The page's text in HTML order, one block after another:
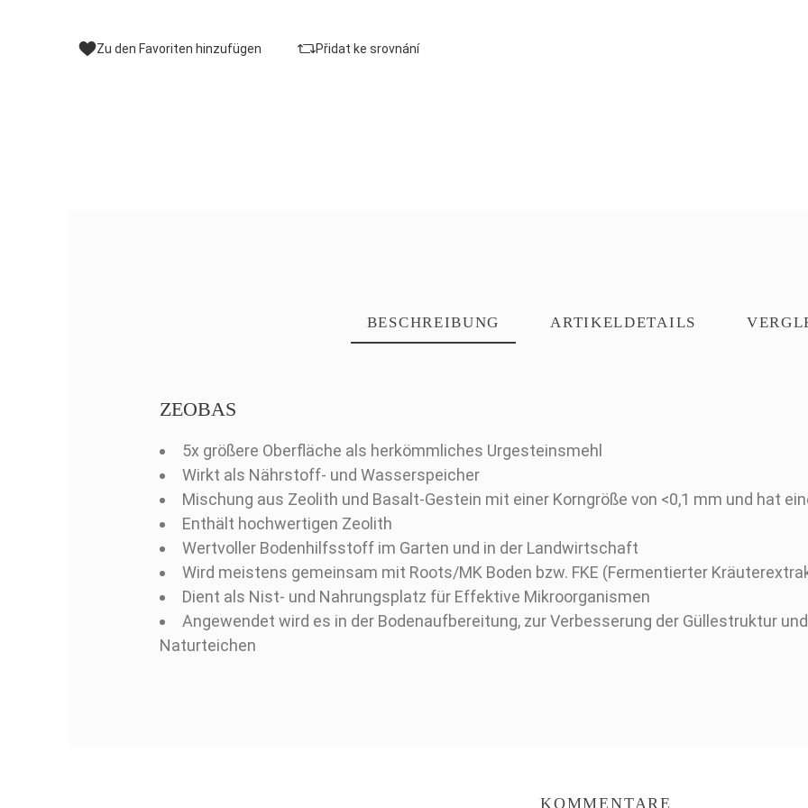
Zu den Favoriten hinzufügen Přidat ke srovnání
BESCHREIBUNG ARTIKELDETAILS
ZEOBAS
5x größere Oberfläche als herkömmliches Urgesteinsmehl
Wirkt als Nährstoff- und Wasserspeicher
Mischung aus Zeolith und Basalt-Gestein mit einer Korngröße von <0,1 mm und hat
Enthält hochwertigen Zeolith
Wertvoller Bodenhilfsstoff im Garten und in der Landwirtschaft
Wird meistens gemeinsam mit Roots/MK Boden bzw. FKE (Fermentierter
Dient als Nist- und Nahrungsplatz für Effektive Mikroorganismen
Angewendet wird es in der Bodenaufbereitung, zur Verbesserung der Güllestruktur
Naturteichen
KOMMENTARE